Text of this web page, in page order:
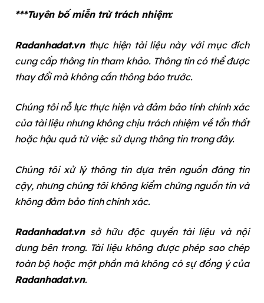
***Tuyên bố miễn trừ trách nhiệm:
Radanhadat.vnthực hiện tài liệu này với mục đích
cung cấp thông tin tham khảo. Thông tin có thể được
thay đổi mà không cần thông báo trước.
Chúng tôi nỗ lực thực hiện và đảm bảo tính chính xác
của tài liệu nhưng không chịu trách nhiệm về tổn thất
hoặc hậu quả từ việc sử dụng thông tin trong đây.
Chúng tôi xử lý thông tin dựa trên nguồn đáng tin
cậy, nhưng chúng tôi không kiểm chứng nguồn tin và
không đảm bảo tính chính xác.
Radanhadat.vnsở hữu độc quyền tài liệu và nội
dung bên trong. Tài liệu không được phép sao chép
toàn bộ hoặc một phần mà không có sự đồng ý của
Radanhadat.vn.